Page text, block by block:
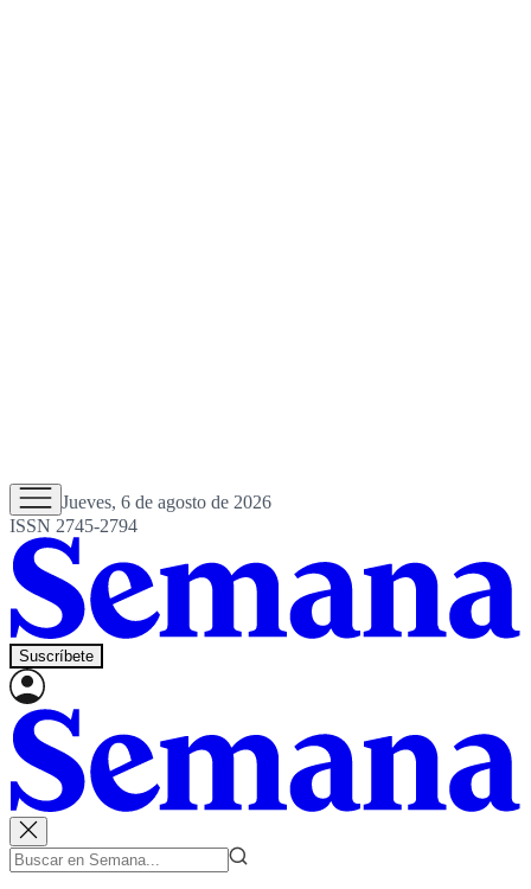
Jueves, 6 de agosto de 2026
ISSN 2745-2794
Suscríbete